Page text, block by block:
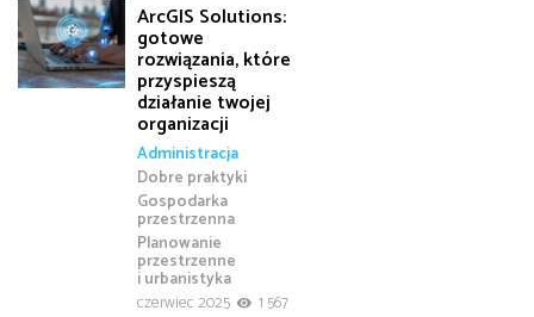
ArcGIS Solutions:
gotowe
rozwiązania, które
przyspieszą
działanie twojej
organizacji
Administracja
Dobre praktyki
Gospodarka
przestrzenna
Planowanie
przestrzenne
i urbanistyka
czerwiec 2025
1 567